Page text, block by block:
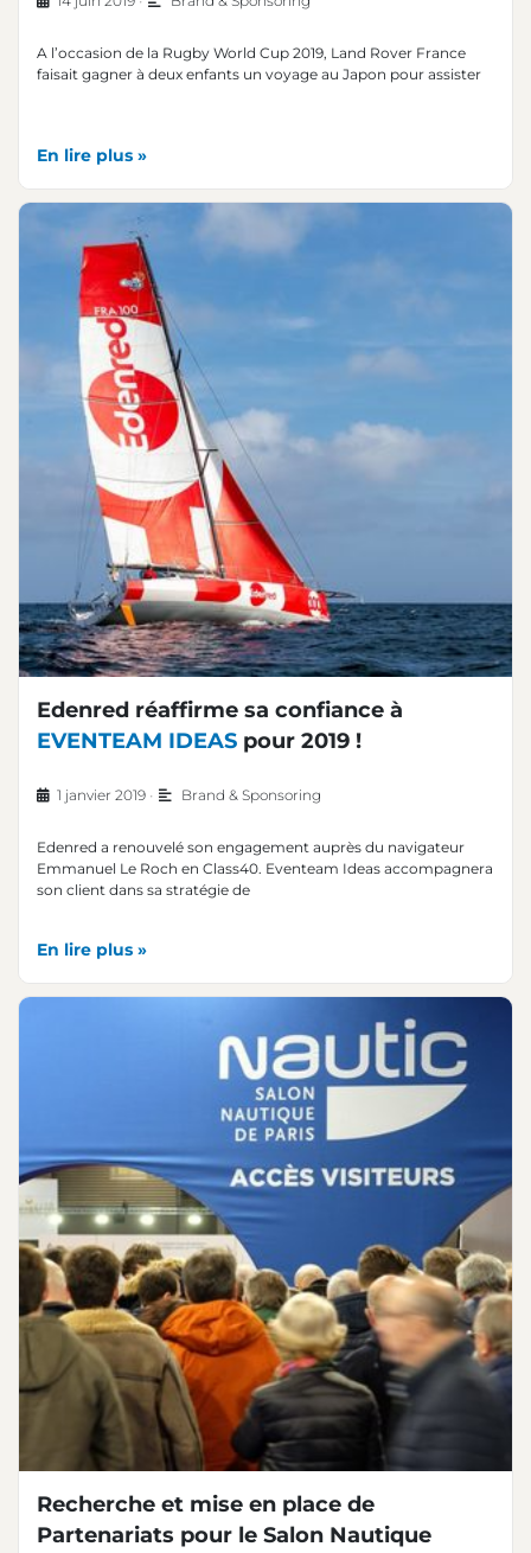
A l’occasion de la Rugby World Cup 2019, Land Rover France
faisait gagner à deux enfants un voyage au Japon pour assister
En lire plus »
Edenred réaffirme sa confiance à
EVENTEAM IDEAS pour 2019 !
1 janvier 2019 • Brand & Sponsoring
Edenred a renouvelé son engagement auprès du navigateur
Emmanuel Le Roch en Class40. Eventeam Ideas accompagnera
son client dans sa stratégie de
En lire plus »
Recherche et mise en place de
Partenariats pour le Salon Nautique